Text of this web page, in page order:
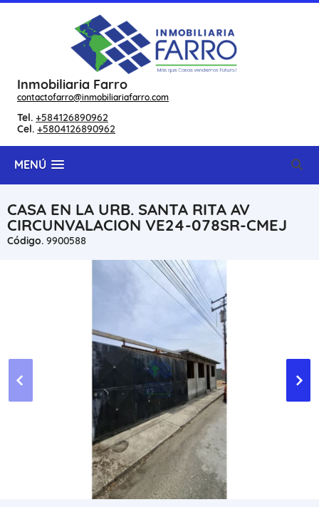
Inmobiliaria Farro
contactofarro@inmobiliariafarro.com
Tel. +584126890962
Cel. +5804126890962
MENÚ
CASA EN LA URB. SANTA RITA AV
CIRCUNVALACION VE24-078SR-CMEJ
Código. 9900588